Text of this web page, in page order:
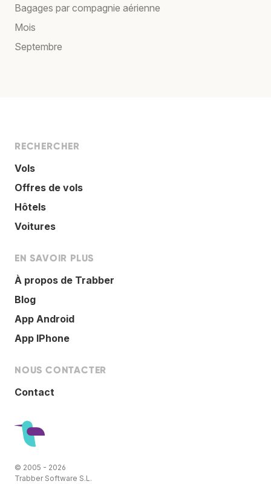
Bagages par compagnie aérienne
Mois
Septembre
RECHERCHER
Vols
Offres de vols
Hôtels
Voitures
EN SAVOIR PLUS
À propos de Trabber
Blog
App Android
App IPhone
NOUS CONTACTER
Contact
© 2005 - 2026
Trabber Software S.L.